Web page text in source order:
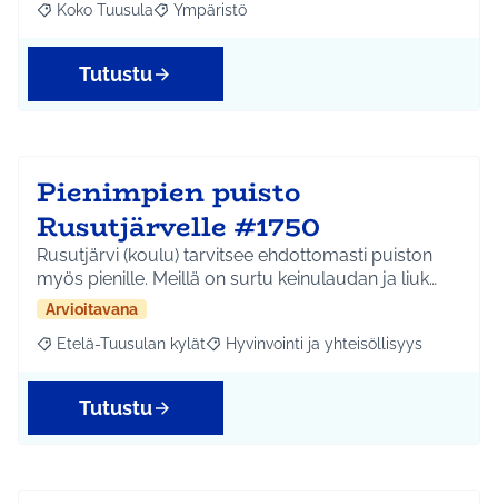
Rajaa tulokset aihepiirin mukaan: Koko Tuusula
Koko Tuusula Rajaa tulokset teeman mukaan: Ympäristö
Ympäristö
Tutustu
Pienimpien puisto
Rusutjärvelle #1750
Rusutjärvi (koulu) tarvitsee ehdottomasti puiston
myös pienille. Meillä on surtu keinulaudan ja liuk…
Arvioitavana
Rajaa tulokset aihepiirin mukaan: Etelä-Tuusulan kylät
Etelä-Tuusulan kylät Rajaa tulokset teeman mukaan:
Hyvinvointi ja yhteisöllisyys
Tutustu